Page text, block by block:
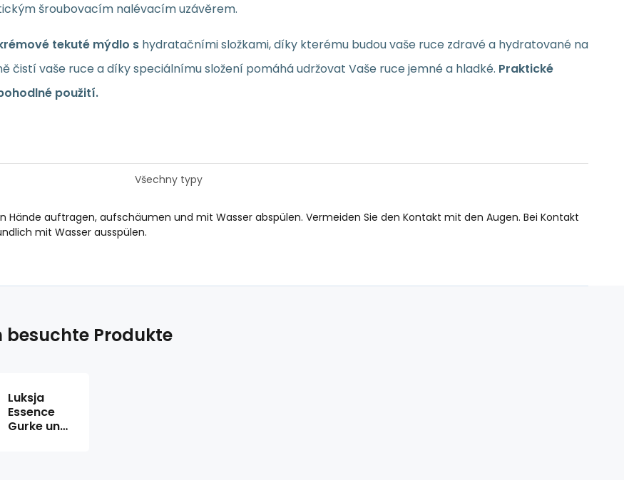
šroubovacím nalévacím uzávěrem.
tekuté mýdlo s hydratačními složkami, díky kterému budou vaše ruce zdravé a hydratované na
čistí vaše ruce a díky speciálnímu složení pomáhá udržovat Vaše ruce jemné a hladké. Praktické
použití.
Všechny typy
Hände auftragen, aufschäumen und mit Wasser abspülen. Vermeiden Sie den Kontakt mit den Augen. Bei Kontakt
mit Wasser ausspülen.
besuchte Produkte
Luksja
Essence
Gurke und